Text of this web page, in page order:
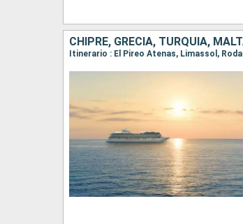
CHIPRE, GRECIA, TURQUÍA,